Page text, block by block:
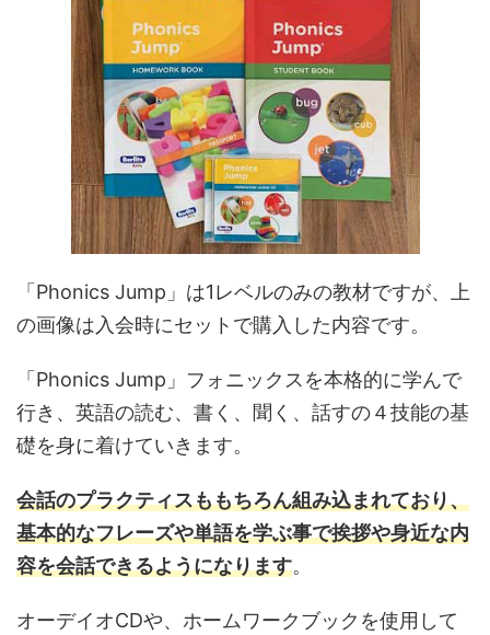
「Phonics Jump」は1レベルのみの教材ですが、上
の画像は入会時にセットで購入した内容です。
「Phonics Jump」フォニックスを本格的に学んで
行き、英語の読む、書く、聞く、話すの４技能の基
礎を身に着けていきます。
会話のプラクティスももちろん組み込まれており、
基本的なフレーズや単語を学ぶ事で挨拶や身近な内
容を会話できるようになります。
オーデイオCDや、ホームワークブックを使用して